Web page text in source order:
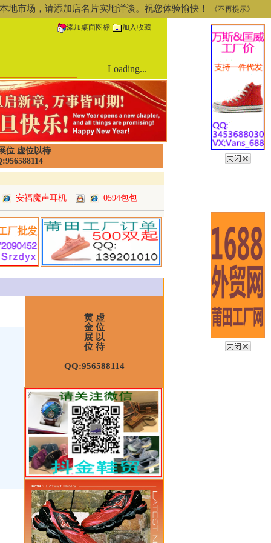
地市场，请添加店名片实地详谈。祝您体验愉快！ 《不再提示》
添加桌面图标 加入收藏
Loading...
位 虚位以待
安福魔声耳机 0594包包
黄 虚
金 位
展 以
位 待
QQ:956588114